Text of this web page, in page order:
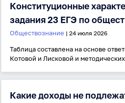
Конституционные
задания 23 ЕГЭ по
Обществознание | 24 июля 2026
Таблица составлена на основе
Котовой и Лисковой и
Какие доходы не